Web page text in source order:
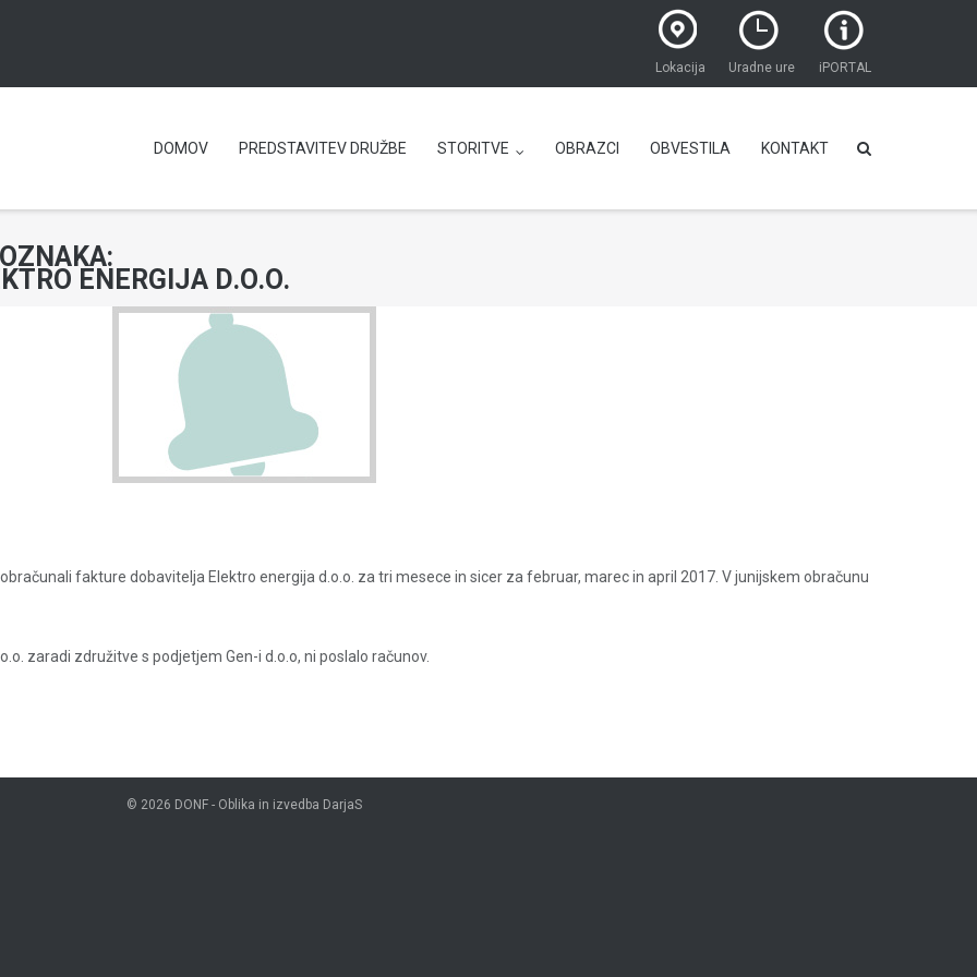
Lokacija Uradne ure iPORTAL
DOMOV PREDSTAVITEV DRUŽBE STORITVE OBRAZCI OBVESTILA KONTAKT
OZNAKA:
ENERGIJA D.O.O.
fakture dobavitelja Elektro energija d.o.o. za tri mesece in sicer za februar, marec in april 2017. V junijskem obračunu
zaradi združitve s podjetjem Gen-i d.o.o, ni poslalo računov.
© 2026 DONF - Oblika in izvedba DarjaS